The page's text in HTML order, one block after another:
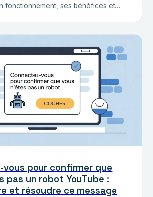
fonctionnement, ses bénéfices et
vous pour confirmer que
pas un robot YouTube :
et résoudre ce message